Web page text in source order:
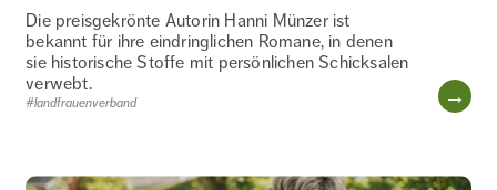
Die preisgekrönte Autorin Hanni Münzer ist
bekannt für ihre eindringlichen Romane, in denen
sie historische Stoffe mit persönlichen Schicksalen
verwebt.
#landfrauenverband